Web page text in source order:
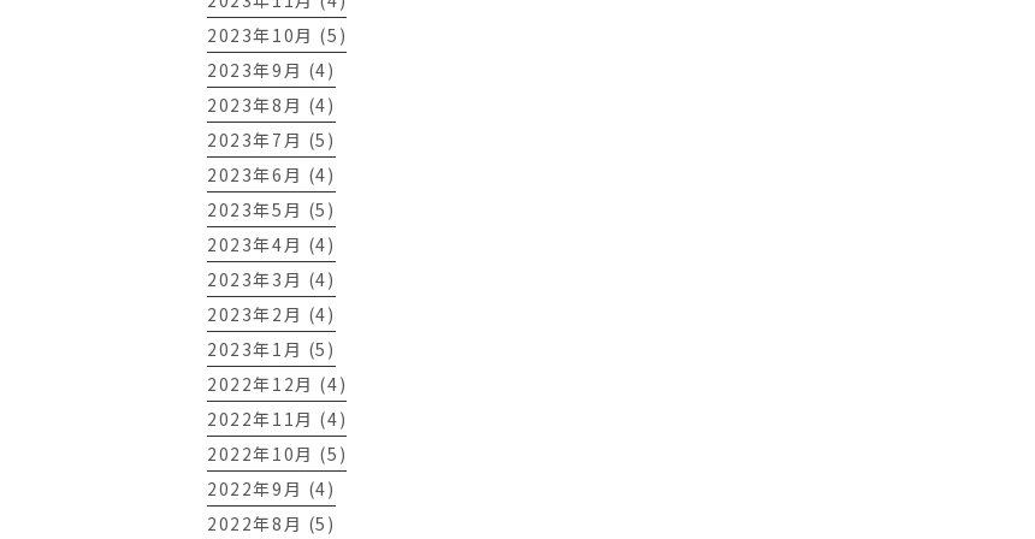
2023年10月 (5)
2023年9月 (4)
2023年8月 (4)
2023年7月 (5)
2023年6月 (4)
2023年5月 (5)
2023年4月 (4)
2023年3月 (4)
2023年2月 (4)
2023年1月 (5)
2022年12月 (4)
2022年11月 (4)
2022年10月 (5)
2022年9月 (4)
2022年8月 (5)